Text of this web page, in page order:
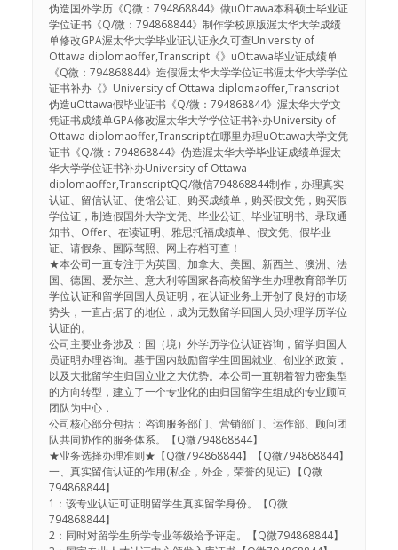
伪造国外学历《Q微：794868844》做uOttawa本科硕士毕业证
学位证书《Q/微：794868844》制作学校原版渥太华大学成绩
单修改GPA渥太华大学毕业证认证永久可查University of
Ottawa diplomaoffer,Transcript《》uOttawa毕业证成绩单
《Q微：794868844》造假渥太华大学学位证书渥太华大学学位
证书补办《》University of Ottawa diplomaoffer,Transcript
伪造uOttawa假毕业证书《Q/微：794868844》渥太华大学文
凭证书成绩单GPA修改渥太华大学学位证书补办University of
Ottawa diplomaoffer,Transcript在哪里办理uOttawa大学文凭
证书《Q/微：794868844》伪造渥太华大学毕业证成绩单渥太
华大学学位证书补办University of Ottawa
diplomaoffer,TranscriptQQ/微信794868844制作，办理真实
认证、留信认证、使馆公证、购买成绩单，购买假文凭，购买假
学位证，制造假国外大学文凭、毕业公证、毕业证明书、录取通
知书、Offer、在读证明、雅思托福成绩单、假文凭、假毕业
证、请假条、国际驾照、网上存档可查！
★本公司一直专注于为英国、加拿大、美国、新西兰、澳洲、法
国、德国、爱尔兰、意大利等国家各高校留学生办理教育部学历
学位认证和留学回国人员证明，在认证业务上开创了良好的市场
势头，一直占据了的地位，成为无数留学回国人员办理学历学位
认证的。
公司主要业务涉及：国（境）外学历学位认证咨询，留学归国人
员证明办理咨询。基于国内鼓励留学生回国就业、创业的政策，
以及大批留学生归国立业之大优势。本公司一直朝着智力密集型
的方向转型，建立了一个专业化的由归国留学生组成的专业顾问
团队为中心，
公司核心部分包括：咨询服务部门、营销部门、运作部、顾问团
队共同协作的服务体系。【Q微794868844】
★业务选择办理准则★【Q微794868844】【Q微794868844】
一、真实留信认证的作用(私企，外企，荣誉的见证):【Q微
794868844】
1：该专业认证可证明留学生真实留学身份。【Q微
794868844】
2：同时对留学生所学专业等级给予评定。【Q微794868844】